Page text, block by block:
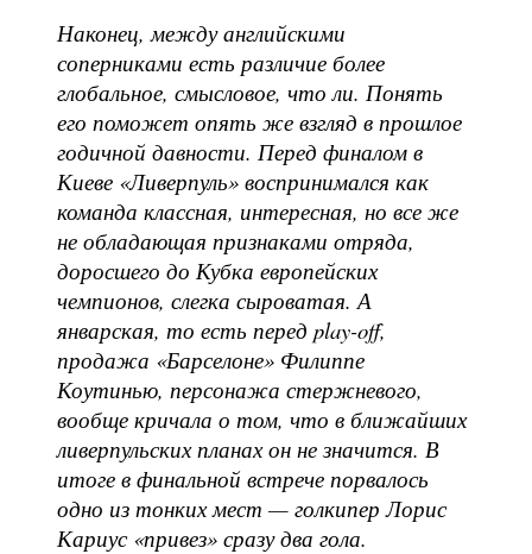
Наконец, между английскими
соперниками есть различие более
глобальное, смысловое, что ли. Понять
его поможет опять же взгляд в прошлое
годичной давности. Перед финалом в
Киеве «Ливерпуль» воспринимался как
команда классная, интересная, но все же
не обладающая признаками отряда,
доросшего до Кубка европейских
чемпионов, слегка сыроватая. А
январская, то есть перед play-off,
продажа «Барселоне» Филиппе
Коутинью, персонажа стержневого,
вообще кричала о том, что в ближайших
ливерпульских планах он не значится. В
итоге в финальной встрече порвалось
одно из тонких мест — голкипер Лорис
Кариус «привез» сразу два гола.